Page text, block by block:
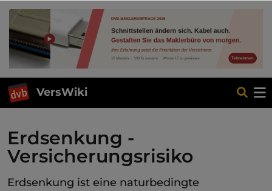
VersWiki
Erdsenkung -
Versicherungsrisiko
Erdsenkung ist eine naturbedingte